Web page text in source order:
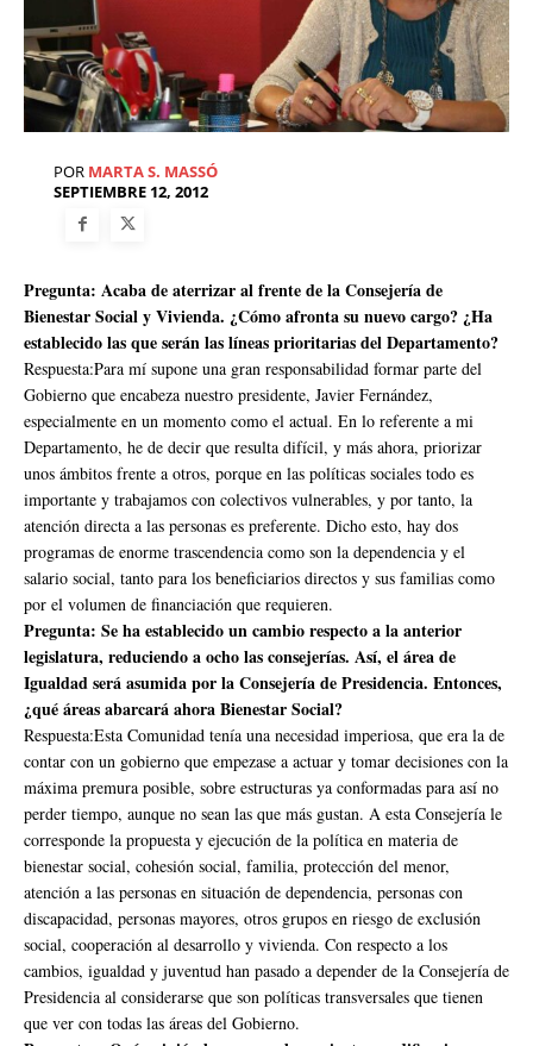
POR MARTA S. MASSÓ
SEPTIEMBRE 12, 2012
Pregunta: Acaba de aterrizar al frente de la Consejería de
Bienestar Social y Vivienda. ¿Cómo afronta su nuevo cargo? ¿Ha
establecido las que serán las líneas prioritarias del Departamento?
Respuesta:Para mí supone una gran responsabilidad formar parte del
Gobierno que encabeza nuestro presidente, Javier Fernández,
especialmente en un momento como el actual. En lo referente a mi
Departamento, he de decir que resulta difícil, y más ahora, priorizar
unos ámbitos frente a otros, porque en las políticas sociales todo es
importante y trabajamos con colectivos vulnerables, y por tanto, la
atención directa a las personas es preferente. Dicho esto, hay dos
programas de enorme trascendencia como son la dependencia y el
salario social, tanto para los beneficiarios directos y sus familias como
por el volumen de financiación que requieren.
Pregunta: Se ha establecido un cambio respecto a la anterior
legislatura, reduciendo a ocho las consejerías. Así, el área de
Igualdad será asumida por la Consejería de Presidencia. Entonces,
¿qué áreas abarcará ahora Bienestar Social?
Respuesta:Esta Comunidad tenía una necesidad imperiosa, que era la de
contar con un gobierno que empezase a actuar y tomar decisiones con la
máxima premura posible, sobre estructuras ya conformadas para así no
perder tiempo, aunque no sean las que más gustan. A esta Consejería le
corresponde la propuesta y ejecución de la política en materia de
bienestar social, cohesión social, familia, protección del menor,
atención a las personas en situación de dependencia, personas con
discapacidad, personas mayores, otros grupos en riesgo de exclusión
social, cooperación al desarrollo y vivienda. Con respecto a los
cambios, igualdad y juventud han pasado a depender de la Consejería de
Presidencia al considerarse que son políticas transversales que tienen
que ver con todas las áreas del Gobierno.